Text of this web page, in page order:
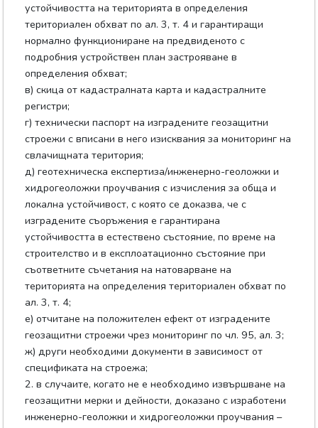
устойчивостта на територията в определения
териториален обхват по ал. 3, т. 4 и гарантиращи
нормално функциониране на предвиденото с
подробния устройствен план застрояване в
определения обхват;
в) скица от кадастралната карта и кадастралните
регистри;
г) технически паспорт на изградените геозащитни
строежи с вписани в него изисквания за мониторинг на
свлачищната територия;
д) геотехническа експертиза/инженерно-геоложки и
хидрогеоложки проучвания с изчисления за обща и
локална устойчивост, с която се доказва, че с
изградените съоръжения е гарантирана
устойчивостта в естествено състояние, по време на
строителство и в експлоатационно състояние при
съответните съчетания на натоварване на
територията на определения териториален обхват по
ал. 3, т. 4;
е) отчитане на положителен ефект от изградените
геозащитни строежи чрез мониторинг по чл. 95, ал. 3;
ж) други необходими документи в зависимост от
спецификата на строежа;
2. в случаите, когато не е необходимо извършване на
геозащитни мерки и дейности, доказано с изработени
инженерно-геоложки и хидрогеоложки проучвания –